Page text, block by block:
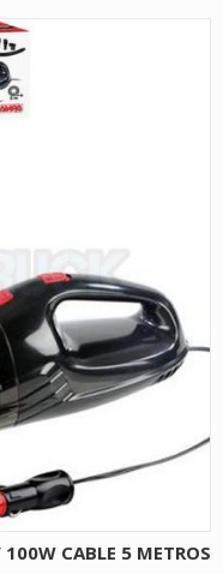
CABLE 5 METROS